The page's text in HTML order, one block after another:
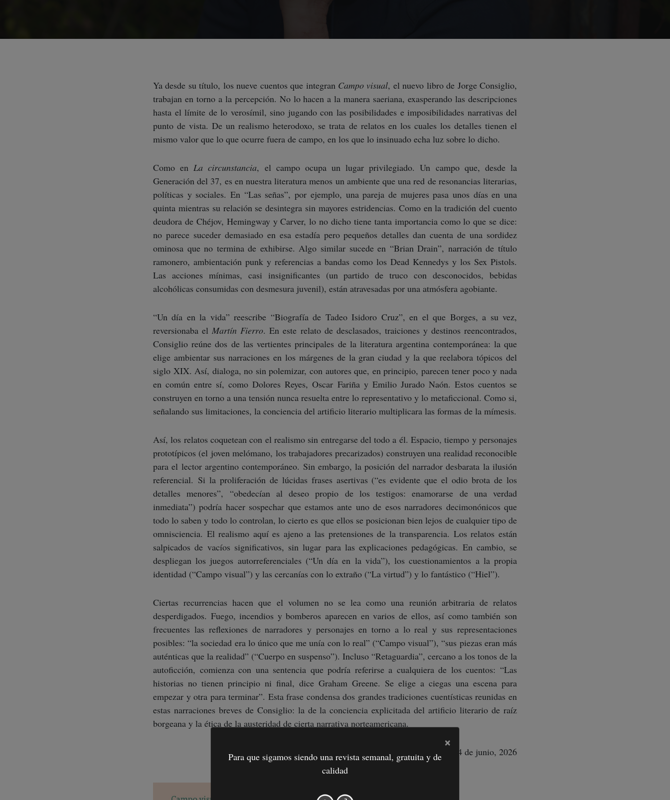
Ya desde su título, los nueve cuentos que integran Campo visual, el nuevo libro de Jorge Consiglio,
trabajan en torno a la percepción. No lo hacen a la manera saeriana, exasperando las descripciones
hasta el límite de lo verosímil, sino jugando con las posibilidades e imposibilidades narrativas del
punto de vista. De un realismo heterodoxo, se trata de relatos en los cuales los detalles tienen el
mismo valor que lo que ocurre fuera de campo, en los que lo insinuado echa luz sobre lo dicho.
Como enLa circunstancia, el campo ocupa un lugar privilegiado. Un campo que, desde la
Generación del 37, es en nuestra literatura menos un ambiente que una red de resonancias literarias,
políticas y sociales. En “Las señas”, por ejemplo, una pareja de mujeres pasa unos días en una
quinta mientras su relación se desintegra sin mayores estridencias. Como en la tradición del cuento
deudora de Chéjov, Hemingway y Carver, lo no dicho tiene tanta importancia como lo que se dice:
no parece suceder demasiado en esa estadía pero pequeños detalles dan cuenta de una sordidez
ominosa que no termina de exhibirse. Algo similar sucede en “Brian Drain”, narración de título
ramonero, ambientación punk y referencias a bandas como los Dead Kennedys y los Sex Pistols.
Las acciones mínimas, casi insignificantes (un partido de truco con desconocidos, bebidas
alcohólicas consumidas con desmesura juvenil), están atravesadas por una atmósfera agobiante.
“Un día en la vida” reescribe “Biografía de Tadeo Isidoro Cruz”, en el que Borges, a su vez,
reversionaba elMartín Fierro. En este relato de desclasados, traiciones y destinos reencontrados,
Consiglio reúne dos de las vertientes principales de la literatura argentina contemporánea: la que
elige ambientar sus narraciones en los márgenes de la gran ciudad y la que reelabora tópicos del
siglo XIX. Así, dialoga, no sin polemizar, con autores que, en principio, parecen tener poco y nada
en común entre sí, como Dolores Reyes, Oscar Fariña y Emilio Jurado Naón. Estos cuentos se
construyen en torno a una tensión nunca resuelta entre lo representativo y lo metaficcional. Como si,
señalando sus limitaciones, la conciencia del artificio literario multiplicara las formas de la mímesis.
Así, los relatos coquetean con el realismo sin entregarse del todo a él. Espacio, tiempo y personajes
prototípicos (el joven melómano, los trabajadores precarizados) construyen una realidad reconocible
para el lector argentino contemporáneo. Sin embargo, la posición del narrador desbarata la ilusión
referencial. Si la proliferación de lúcidas frases asertivas (“es evidente que el odio brota de los
detalles menores”, “obedecían al deseo propio de los testigos: enamorarse de una verdad
inmediata”) podría hacer sospechar que estamos ante uno de esos narradores decimonónicos que
todo lo saben y todo lo controlan, lo cierto es que ellos se posicionan bien lejos de cualquier tipo de
omnisciencia. El realismo aquí es ajeno a las pretensiones de la transparencia. Los relatos están
salpicados de vacíos significativos, sin lugar para las explicaciones pedagógicas. En cambio, se
despliegan los juegos autorreferenciales (“Un día en la vida”), los cuestionamientos a la propia
identidad (“Campo visual”) y las cercanías con lo extraño (“La virtud”) y lo fantástico (“Hiel”).
Ciertas recurrencias hacen que el volumen no se lea como una reunión arbitraria de relatos
desperdigados. Fuego, incendios y bomberos aparecen en varios de ellos, así como también son
frecuentes las reflexiones de narradores y personajes en torno a lo real y sus representaciones
posibles: “la sociedad era lo único que me unía con lo real” (“Campo visual”), “sus piezas eran más
auténticas que la realidad” (“Cuerpo en suspenso”). Incluso “Retaguardia”, cercano a los tonos de la
autoficción, comienza con una sentencia que podría referirse a cualquiera de los cuentos: “Las
historias no tienen principio ni final, dice Graham Greene. Se elige a ciegas una escena para
empezar y otra para terminar”. Esta frase condensa dos grandes tradiciones cuentísticas reunidas en
estas narraciones breves de Consiglio: la de la conciencia explicitada del artificio literario de raíz
borgeana y la ética de la austeridad de cierta narrativa norteamericana.
24 de junio, 2026
×
Para que sigamos siendo una revista semanal, gratuita y de
calidad